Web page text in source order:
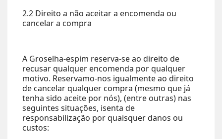
2.2 Direito a não aceitar a encomenda ou
cancelar a compra
A Groselha-espim reserva-se ao direito de
recusar qualquer encomenda por qualquer
motivo. Reservamo-nos igualmente ao direito
de cancelar qualquer compra (mesmo que já
tenha sido aceite por nós), (entre outras) nas
seguintes situações, isenta de
responsabilização por quaisquer danos ou
custos: